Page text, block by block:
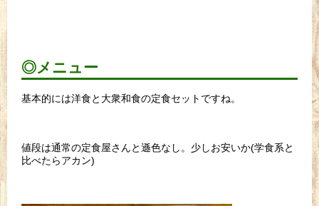
◎メニュー
基本的には洋食と大衆和食の定食セットですね。
値段は通常の定食屋さんと遜色なし。少しお安いか(学食系と
比べたらアカン)